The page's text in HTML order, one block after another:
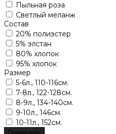
Пыльная роза
Светлый меланж
Состав
20% полиэстер
5% элстан
80% хлопок
95% хлопок
Размер
5-6л., 110-116см.
7-8л., 122-128см.
8-9л., 134-140см.
9-10л., 146см.
10-11л., 152см.